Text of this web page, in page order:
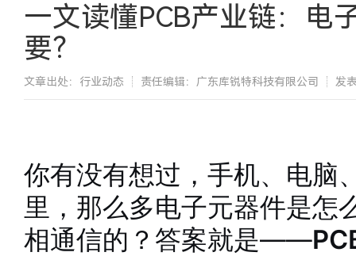
一文读懂PCB产业链：电
要？
文章出处：行业动态 责任编辑：广东库锐特科技有限公司 发
你有没有想过，手机、电脑
里，那么多电子元器件是怎
相通信的？答案就是——